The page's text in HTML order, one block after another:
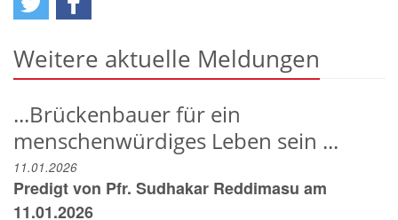
Weitere aktuelle Meldungen
...Brückenbauer für ein
menschenwürdiges Leben sein ...
11.01.2026
Predigt von Pfr. Sudhakar Reddimasu am
11.01.2026